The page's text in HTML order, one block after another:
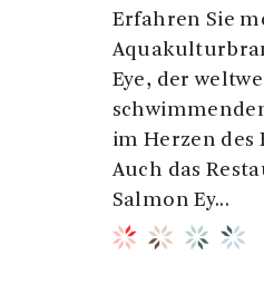
Erfahren Sie
Eye, der
im Herzen
Auch das
Salmon Ey...